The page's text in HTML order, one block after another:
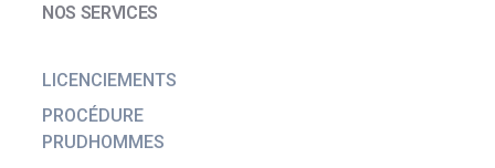
NOS SERVICES
LICENCIEMENTS
PROCÉDURE
PRUDHOMMES